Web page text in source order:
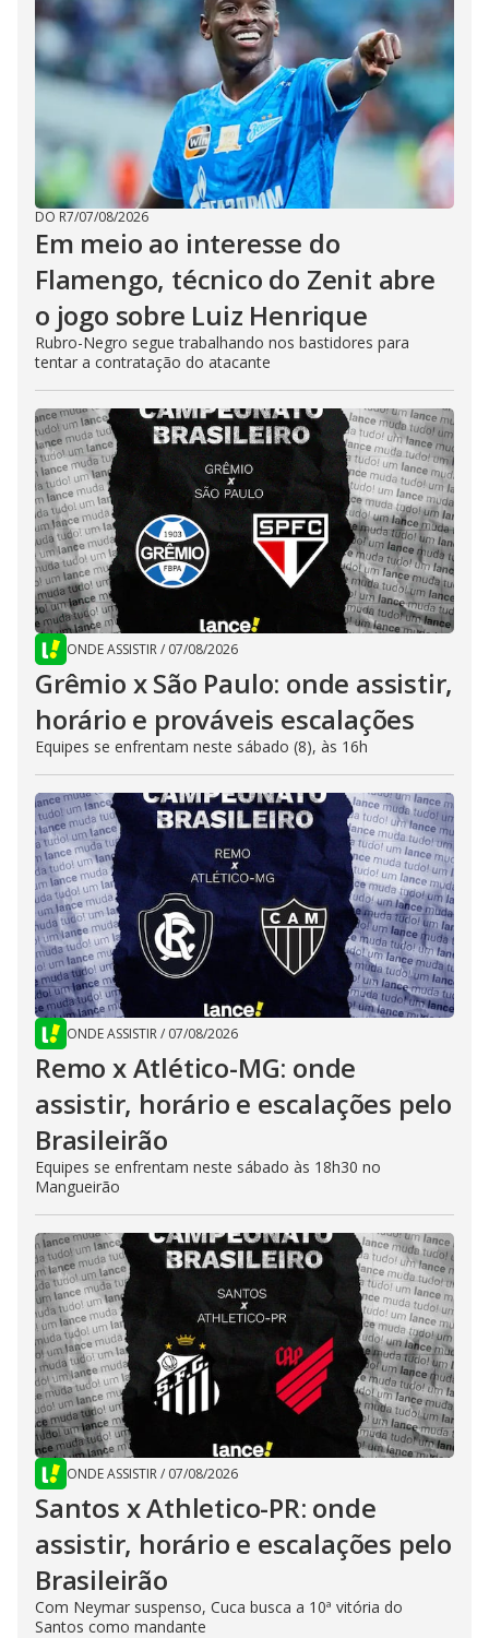
DO R7/07/08/2026
Em meio ao interesse do
Flamengo, técnico do Zenit abre
o jogo sobre Luiz Henrique
Rubro-Negro segue trabalhando nos bastidores para
tentar a contratação do atacante
ONDE ASSISTIR/ 07/08/2026
Grêmio x São Paulo: onde assistir,
horário e prováveis escalações
Equipes se enfrentam neste sábado (8), às 16h
ONDE ASSISTIR/ 07/08/2026
Remo x Atlético-MG: onde
assistir, horário e escalações pelo
Brasileirão
Equipes se enfrentam neste sábado às 18h30 no
Mangueirão
ONDE ASSISTIR/ 07/08/2026
Santos x Athletico-PR: onde
assistir, horário e escalações pelo
Brasileirão
Com Neymar suspenso, Cuca busca a 10ª vitória do
Santos como mandante